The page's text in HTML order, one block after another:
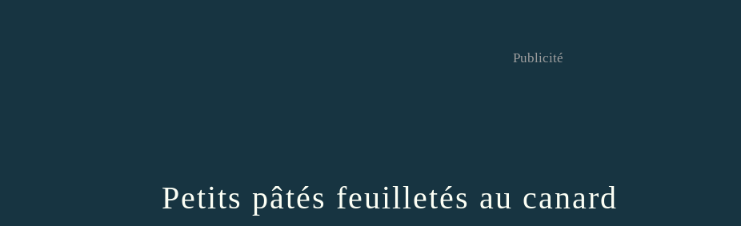
Publicité
Petits pâtés feuilletés au canard